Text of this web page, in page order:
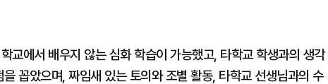
교에서 배우지 않는 심화 학습이 가능했고, 타학교 학생과의 생각
꼽았으며, 짜임새 있는 토의와 조별 활동, 타학교 선생님과의 수